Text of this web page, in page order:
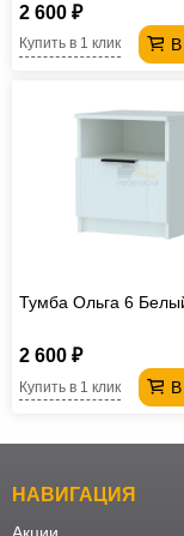
2 600 ₽
В
Купить в 1 клик
Тумба Ольга 6
2 600 ₽
В
Купить в 1 клик
НАВИГАЦИЯ